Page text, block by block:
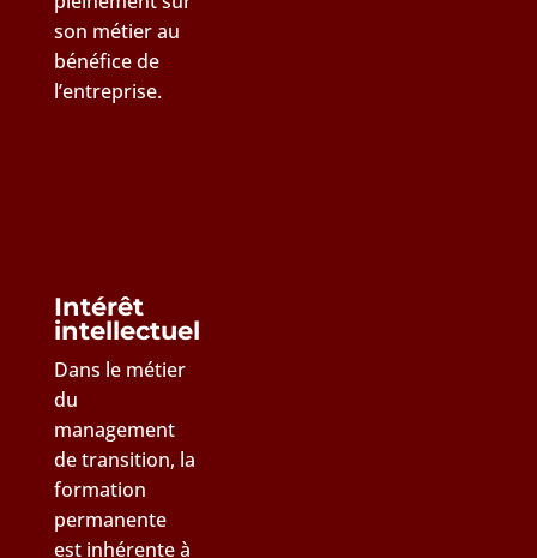
son métier au
bénéfice de
l’entreprise.
Intérêt
intellectuel
Dans le métier
du
management
de transition, la
formation
permanente
est inhérente à